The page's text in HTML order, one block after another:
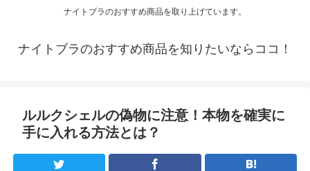
ナイトブラのおすすめ商品を取り上げています。
ナイトブラのおすすめ商品を知りたいならココ！
ルルクシェルの偽物に注意！本物を確実に
手に入れる方法とは？